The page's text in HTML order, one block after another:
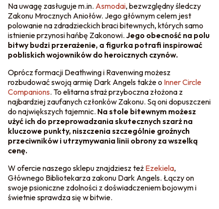
Na uwagę zasługuje m.in. Asmodai, bezwzględny śledczy
Zakonu Mrocznych Aniołów. Jego głównym celem jest
polowanie na zdradzieckich braci bitewnych, których samo
istnienie przynosi hańbę Zakonowi. Jego obecność na polu
bitwy budzi przerażenie, a figurka potrafi inspirować
pobliskich wojowników do heroicznych czynów.
Oprócz formacji Deathwing i Ravenwing możesz
rozbudować swoją armię Dark Angels także o Inner Circle
Companions. To elitarna straż przyboczna złożona z
najbardziej zaufanych członków Zakonu. Są oni dopuszczeni
do największych tajemnic. Na stole bitewnym możesz
użyć ich do przeprowadzania skutecznych szarż na
kluczowe punkty, niszczenia szczególnie groźnych
przeciwników i utrzymywania linii obrony za wszelką
cenę.
W ofercie naszego sklepu znajdziesz też Ezekiela,
Głównego Bibliotekarza zakonu Dark Angels. Łączy on
swoje psioniczne zdolności z doświadczeniem bojowym i
świetnie sprawdza się w bitwie.